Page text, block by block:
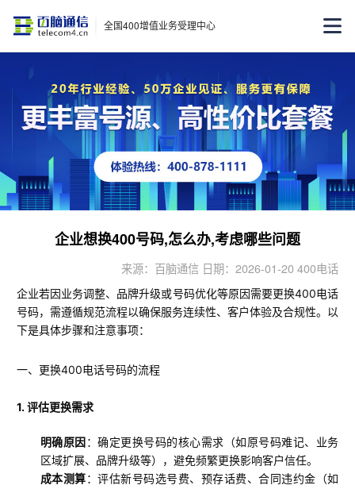
全国400增值业务受理中心
企业想换400号码,怎么办,考虑哪些问题
来源：百脑通信 日期：2026-01-20 400电话
企业若因业务调整、品牌升级或号码优化等原因需要更换400电话
号码，需遵循规范流程以确保服务连续性、客户体验及合规性。以
下是具体步骤和注意事项：
一、更换400电话号码的流程
1. 评估更换需求
明确原因：确定更换号码的核心需求（如原号码难记、业务
区域扩展、品牌升级等），避免频繁更换影响客户信任。
成本测算：评估新号码选号费、预存话费、合同违约金（如